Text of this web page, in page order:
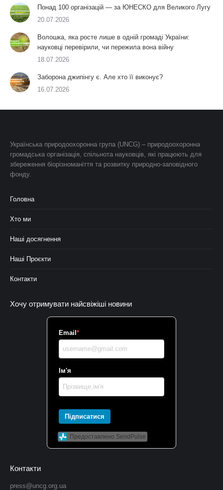
Понад 100 організацій — за ЮНЕСКО для Великого Лугу
20.07.2026
Волошка, яка росте лише в одній громаді України:
науковці перевірили, чи пережила вона війну
18.07.2026
Заборона джипінгу є. Але хто її виконує?
16.07.2026
Українська природоохоронна група (UNCG) – природоохоронна
громадська організація, спільнота науковців, які працюють для
збереження біорізноманіття та розвитку природно-заповідного
фонду.
Головна
Хто ми
Наші досягнення
Наші Проєкти
Контакти
Хочу отримувати найсвіжіші новини
Email *
Ім'я
Підписатися
Предоставлено SendPulse
Контакти
press@uncg.org.ua